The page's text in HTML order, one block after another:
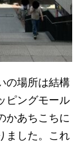
の場所は結構
ピングモール
かあちこちに
ました。これ